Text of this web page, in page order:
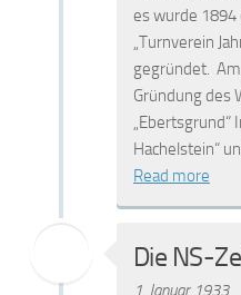
es wurde
„Turnverein
gegründet.
Gründung des
Hachelstein“
Read more
Die NS-
1. Januar 1933